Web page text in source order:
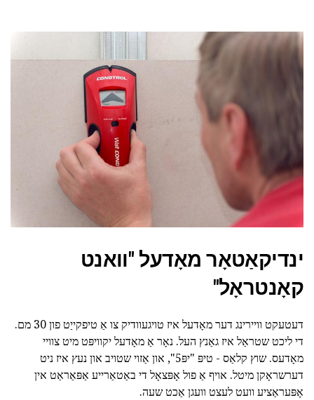
ינדיקאַטאָר מאָדעל "וואנט
קאָנטראָל"
דעטעקט וויירינג דער מאָדעל איז טויגעוודיק צו אַ טיפקייַט פון 30 מם.
די ליכט שטראַל איז גאַנץ העל. נאָר אַ מאָדעל יקוויפּט מיט צוויי
מאָדעס. שוץ קלאַס - טיפּ "יפּ5", און אַזוי שטויב און נעץ איז ניט
דערשראָקן מיטל. אויף אַ פול אָפּצאָל די באַטאַרייע אַפּאַראַט אין
אָפּעראַציע וועט לעצט וועגן אַכט שעה.